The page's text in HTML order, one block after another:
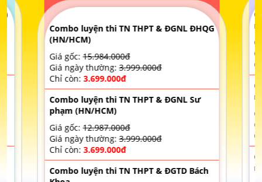
[S2+LIVE] - LUYỆN THI TN THPT &
ĐH VÀ ĐGTD BÁCH KHOA (TSA)
MÔN TOÁN - NĂM 2025 - THẦY LÊ
[S2] – LUYỆN THI TN THPT & ĐH
VÀ ĐGNL HÀ NỘI MÔN TOÁN
NĂM 2025 – THẦY NGUYỄN
HOÀNG TÙNG
[S2] – LUYỆN THI TN THPT & ĐH
VÀ ĐGNL HCM MÔN TOÁN NĂM
TÙNG
Combo luyện thi TN THPT & ĐGNL ĐHQG
(HN/HCM)
15.984.000đ
Giá ngày thường:3.999.000đ
Chỉ còn:
3.699.000đ
Combo luyện thi TN THPT & ĐGNL Sư
phạm (HN/HCM)
12.987.000đ
Giá ngày thường:3.999.000đ
Chỉ còn:
3.699.000đ
Combo luyện thi TN THPT & ĐGTD Bách
Combo
môn
Giá ngày
Combo
Giá ngày
Combo